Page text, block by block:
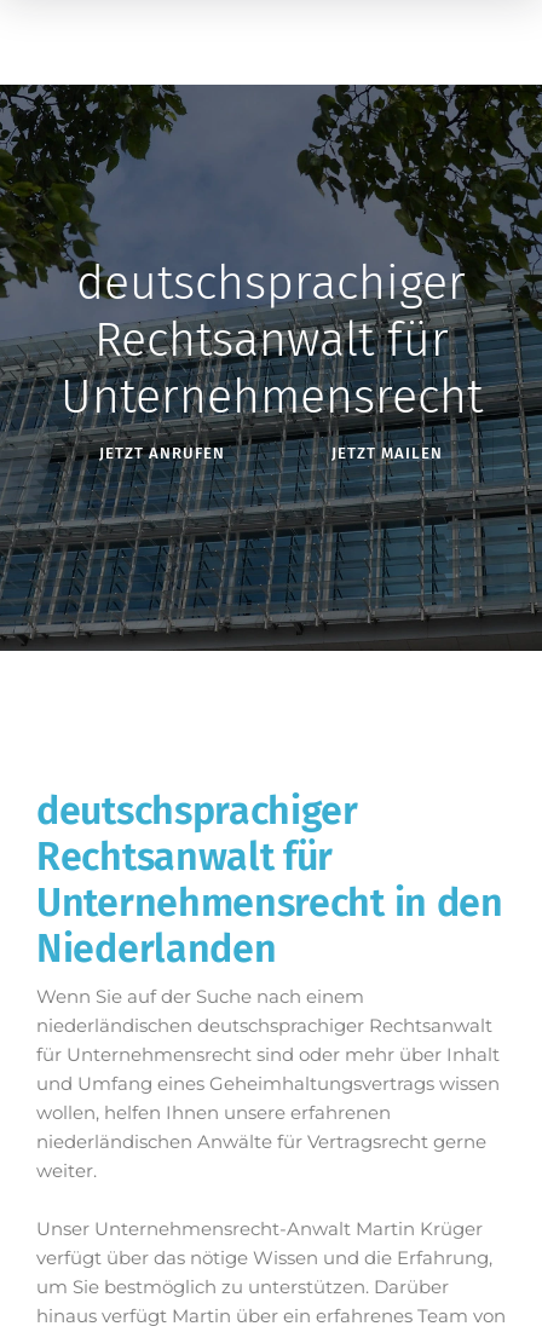
deutschsprachiger
Rechtsanwalt für
Unternehmensrecht
JETZT ANRUFEN JETZT MAILEN
deutschsprachiger
Rechtsanwalt für
Unternehmensrecht in den
Niederlanden
Wenn Sie auf der Suche nach einem
niederländischen deutschsprachiger Rechtsanwalt
für Unternehmensrecht sind oder mehr über Inhalt
und Umfang eines Geheimhaltungsvertrags wissen
wollen, helfen Ihnen unsere erfahrenen
niederländischen Anwälte für Vertragsrecht gerne
weiter.
Unser Unternehmensrecht-Anwalt Martin Krüger
verfügt über das nötige Wissen und die Erfahrung,
um Sie bestmöglich zu unterstützen. Darüber
hinaus verfügt Martin über ein erfahrenes Team von